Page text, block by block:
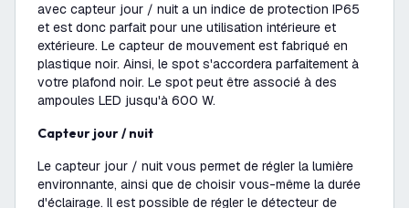
avec capteur jour / nuit a un indice de protection IP65
et est donc parfait pour une utilisation intérieure et
extérieure. Le capteur de mouvement est fabriqué en
plastique noir. Ainsi, le spot s'accordera parfaitement à
votre plafond noir. Le spot peut être associé à des
ampoules LED jusqu'à 600 W.
Capteur jour / nuit
Le capteur jour / nuit vous permet de régler la lumière
environnante, ainsi que de choisir vous-même la durée
d'éclairage. Il est possible de régler le détecteur de